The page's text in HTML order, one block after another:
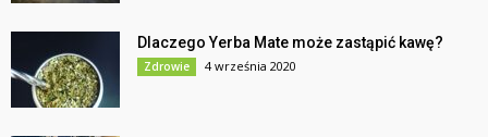
Dlaczego Yerba Mate może zastąpić kawę?
Zdrowie 4 września 2020